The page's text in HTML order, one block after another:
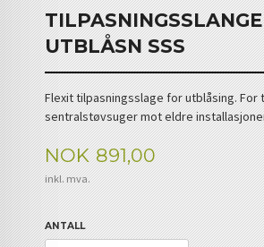
UTBLÅSN SSS
Flexit tilpasningsslage for utblåsing. For
sentralstøvsuger mot eldre
Pris
NOK 891,00
inkl. mva.
ANTALL